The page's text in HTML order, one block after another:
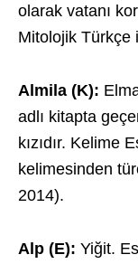
olarak vatanı
Mitolojik Türkçe
Almila (K):
adlı kitapta
kızıdır. Kelime
kelimesinden
2014).
Alp (E): Yiğit.